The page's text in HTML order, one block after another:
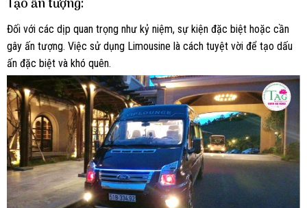
Tạo ấn tượng:
Đối với các dịp quan trọng như kỷ niệm, sự kiện đặc biệt hoặc cần
gây ấn tượng. Việc sử dụng Limousine là cách tuyệt vời để tạo dấu
ấn đặc biệt và khó quên.